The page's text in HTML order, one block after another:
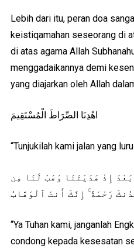
Lebih dari itu, peran doa
keistiqamahan seseorang di
di atas agama Allah
menggadaikannya demi
yang diajarkan oleh Allah
اهْدِنَا الصِّرَاطَ الْمُسْتَقِيمَ
“Tunjukilah kami jalan yang
إِذْ هَدَيْتَنَا وَهَبْ لَنَا مِن
رَحْمَةً ۚ إِنَّكَ أَنتَ ٱلْوَهَّابُ
“Ya Tuhan kami, janganlah
condong kepada kesesatan